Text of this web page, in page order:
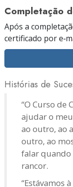
Completação
Após a
certificado por
Histórias de
“O Curso de
ajudar o
ao outro, ao
outro, ao
falar quando
rancor.
“Estávamos